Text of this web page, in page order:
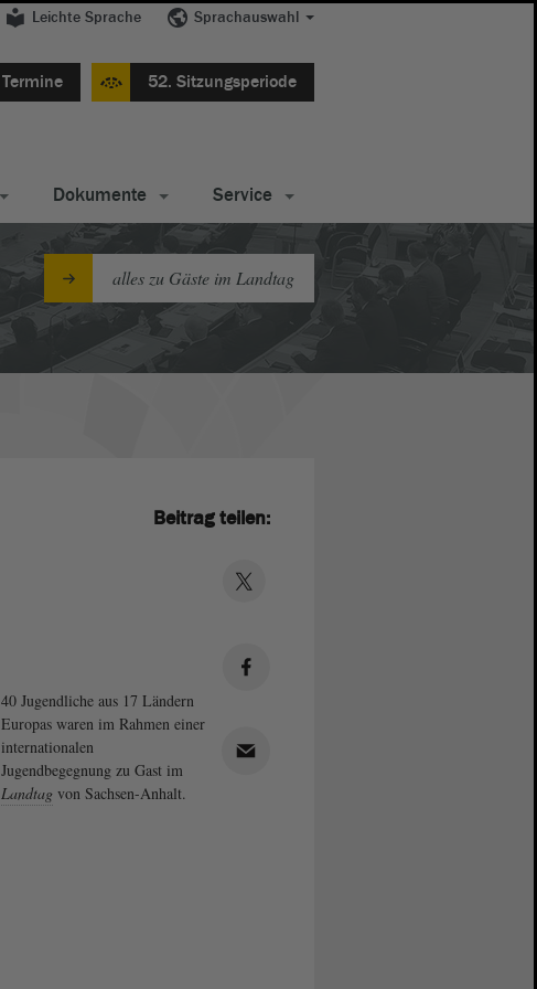
Leichte Sprache Sprachauswahl
Termine 52. Sitzungsperiode
Dokumente Service
alles zu Gäste im Landtag
40 Jugendliche aus 17 Ländern
Europas waren im Rahmen einer
internationalen
Jugendbegegnung zu Gast im
Landtagvon Sachsen-Anhalt.
Beitrag teilen: